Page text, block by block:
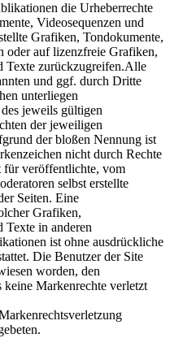
die Urheberrechte
Videosequenzen und
Grafiken, Tondokumente,
oder auf lizenzfreie Grafiken,
Texte zurückzugreifen.Alle
und ggf. durch Dritte
unterliegen
jeweils gültigen
der jeweiligen
der bloßen Nennung ist
nicht durch Rechte
für veröffentlichte, vom
selbst erstellte
Seiten. Eine
Grafiken,
Texte in anderen
ist ohne ausdrückliche
Die Benutzer der Site
worden, den
keine Markenrechte verletzt